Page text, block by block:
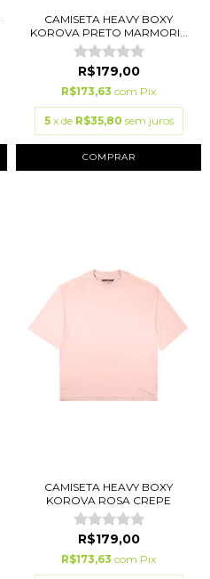
CAMISETA HEAVY BOXY
KOROVA PRETO MARMORI...
R$179,00
R$173,63 com Pix
5 x de R$35,80 sem juros
COMPRAR
CAMISETA HEAVY BOXY
KOROVA ROSA CREPE
R$179,00
R$173,63 com Pix